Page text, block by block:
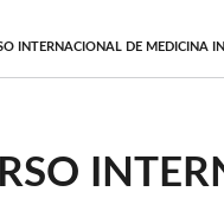
INTERNACIONAL DE MEDICINA